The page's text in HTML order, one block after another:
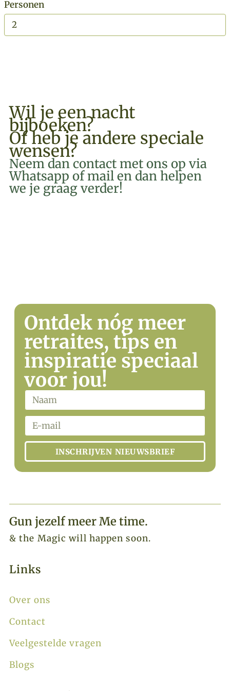
Personen
Wil je een nacht
bijboeken?
Of heb je andere speciale
wensen?
Neem dan contact met ons op via
Whatsapp of mail en dan helpen
we je graag verder!
Ontdek nóg meer
retraites, tips en
inspiratie speciaal
voor jou!
INSCHRIJVEN NIEUWSBRIEF
Gun jezelf meer Me time.​
& the Magic will happen soon.
Links
Over ons
Contact
Veelgestelde vragen
Blogs